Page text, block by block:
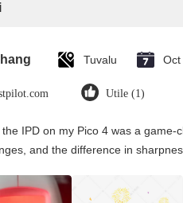
Tuvalu
Utile (1)
IPD on my Pico 4 was a
and the difference in